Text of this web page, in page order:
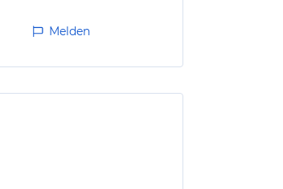
Melden